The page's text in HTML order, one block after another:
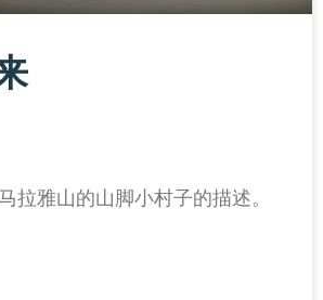
拉雅山的山脚小村子的描述。